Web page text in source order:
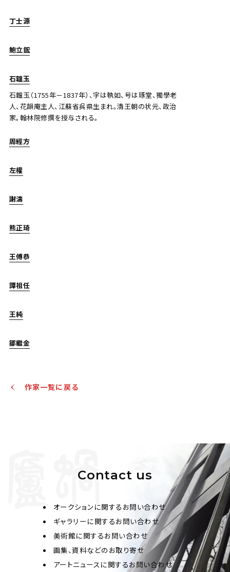
丁士源
鮑立鋐
石韞玉
石韞玉（1755年－1837年）、字は執如、号は琢堂、獨學老
人、花韻庵主人、江蘇省呉県生まれ。清王朝の状元、政治
家。翰林院修撰を授与される。
周經方
左權
謝濤
熊正琦
王傅恭
譚祖任
王純
鄒繼金
作家一覧に戻る
Contact us
オークションに関するお問い合わせ
ギャラリーに関するお問い合わせ
美術館に関するお問い合わせ
画集、資料などのお取り寄せ
アートニュースに関するお問い合わせ